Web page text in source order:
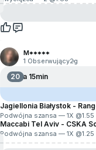
M*****
1 Obserwujący2g
20Za 15min
Jagiellonia Białystok -
Podwójna szansa — 1X @1.55
Maccabi Tel Aviv - CSKA
Podwójna szansa — 1X @1.25